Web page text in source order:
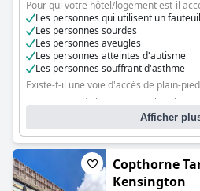
Pour qui votre hôtel/logement est-il
Les personnes qui utilisent un
Les personnes sourdes
Les personnes aveugles
Les personnes atteintes d'autisme
Les personnes souffrant d'asthme
Existe-t-il une voie d'accès de plain-
ascenseurs) de la route aux chambres ?
Y a-t-il des installations que les clients
ne peuvent pas atteindre ?
Afficher
Copthorne
Kensington